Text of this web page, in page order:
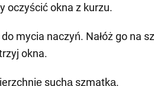
oczyścić okna z kurzu.
mycia naczyń. Nałóż go na
okna.
suchą szmatką.